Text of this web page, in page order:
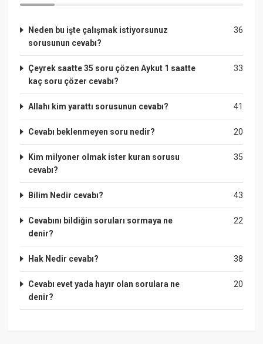
36
Neden bu işte çalışmak istiyorsunuz
sorusunun cevabı?
33
Çeyrek saatte 35 soru çözen Aykut 1 saatte
kaç soru çözer cevabı?
41
Allahı kim yarattı sorusunun cevabı?
20
Cevabı beklenmeyen soru nedir?
35
Kim milyoner olmak ister kuran sorusu
cevabı?
43
Bilim Nedir cevabı?
22
Cevabını bildiğin soruları sormaya ne
denir?
38
Hak Nedir cevabı?
20
Cevabı evet yada hayır olan sorulara ne
denir?